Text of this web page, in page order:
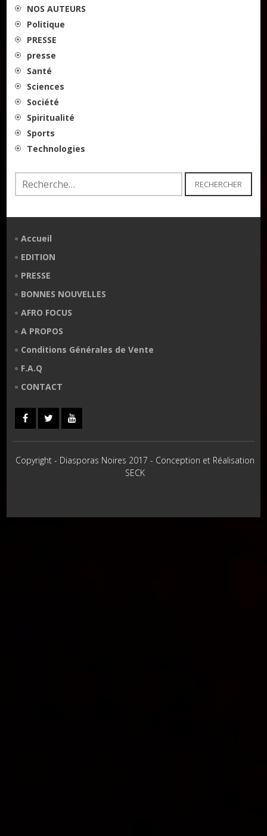
NOS AUTEURS
Politique
PRESSE
presse
Santé
Sciences
Société
Spiritualité
Sports
Technologies
Rechercher :
Accueil
EDITION
PRESSE
BONNES NOUVELLES
AFRO FOCUS
A PROPOS
Conditions Générales de Vente
F.A.Q
CONTACT
Copyright - Diasporas Noires 2017 - Conception et Réalisation
SECK